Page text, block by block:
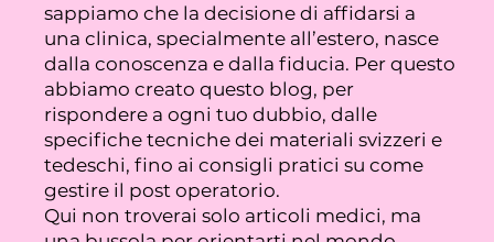
sappiamo che la decisione di affidarsi a
una clinica, specialmente all’estero, nasce
dalla conoscenza e dalla fiducia. Per questo
abbiamo creato questo blog, per
rispondere a ogni tuo dubbio, dalle
specifiche tecniche dei materiali svizzeri e
tedeschi, fino ai consigli pratici su come
gestire il post operatorio.
Qui non troverai solo articoli medici, ma